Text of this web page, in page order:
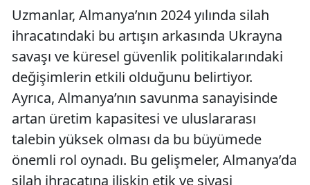
Uzmanlar, Almanya’nın 2024 yılında silah
ihracatındaki bu artışın arkasında Ukrayna
savaşı ve küresel güvenlik politikalarındaki
değişimlerin etkili olduğunu belirtiyor.
Ayrıca, Almanya’nın savunma sanayisinde
artan üretim kapasitesi ve uluslararası
talebin yüksek olması da bu büyümede
önemli rol oynadı. Bu gelişmeler, Almanya’da
silah ihracatına ilişkin etik ve siyasi